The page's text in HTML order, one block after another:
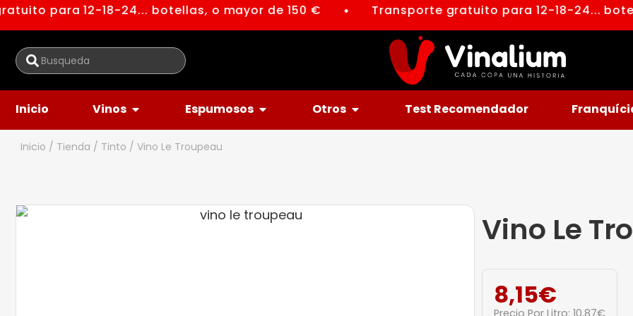
para 12-18-24... botellas, o mayor de 150 € Transporte gratuito para 12-18-24...
Inicio Vinos Espumosos Otros Test Recomendador
Inicio / Tienda / Tinto / Vino Le Troupeau
Vino Le
8,15€
Precio Por Litro: 10,87€